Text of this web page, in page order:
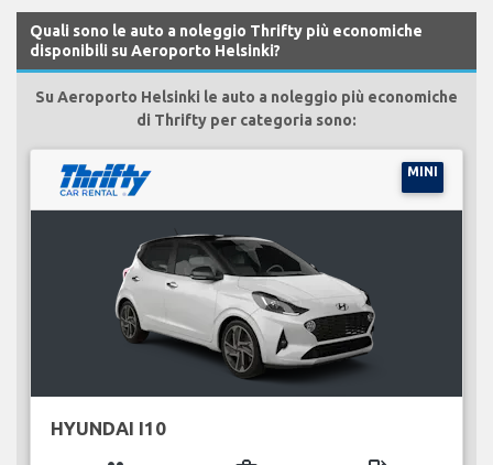
Quali sono le auto a noleggio Thrifty più economiche
disponibili su Aeroporto Helsinki?
Su Aeroporto Helsinki le auto a noleggio più economiche
di Thrifty per categoria sono:
MINI
HYUNDAI I10